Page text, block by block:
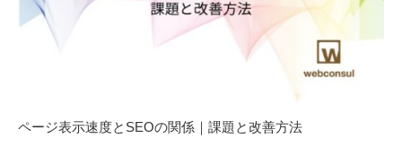
ページ表示速度とSEOの関係｜課題と改善方法